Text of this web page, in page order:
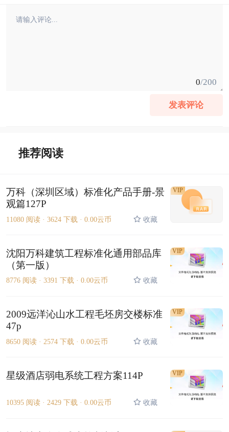
0/200
发表评论
推荐阅读
万科（深圳区域）标准化产品手册-景
观篇127P
11080 阅读 · 3624 下载 · 0.00云币 收藏
VIP
沈阳万科建筑工程标准化通用部品库
（第一版）
8776 阅读 · 3391 下载 · 0.00云币 收藏
VIP
2009远洋沁山水工程毛坯房交楼标准
47p
8650 阅读 · 2574 下载 · 0.00云币 收藏
VIP
星级酒店弱电系统工程方案114P
10395 阅读 · 2429 下载 · 0.00云币 收藏
VIP